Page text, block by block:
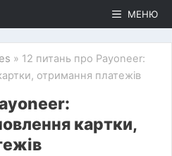
МЕНЮ
» 12 питань про Payoneer:
отримання платежів
картки,